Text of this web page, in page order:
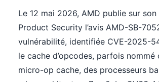
Le 12 mai 2026, AMD publie sur
Product Security l’avis AMD-SB-
vulnérabilité, identifiée CVE-2025-
le cache d’opcodes, parfois nommé
micro-op cache, des processeurs